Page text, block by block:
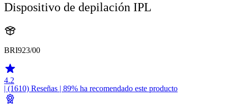
Dispositivo de depilación IPL
BRI923/00
4.2
| (1610) Reseñas | 89% ha recomendado este producto